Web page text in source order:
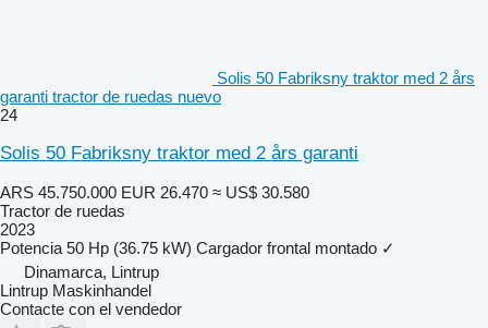
Solis 50 Fabriksny traktor med 2 års
garanti tractor de ruedas nuevo
24
Solis 50 Fabriksny traktor med 2 års garanti
ARS 45.750.000 EUR 26.470 ≈ US$ 30.580
Tractor de ruedas
2023
Potencia 50 Hp (36.75 kW) Cargador frontal montado ✓
Dinamarca, Lintrup
Lintrup Maskinhandel
Contacte con el vendedor